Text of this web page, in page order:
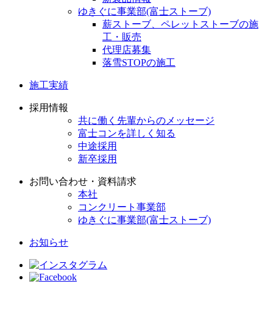
ゆきぐに事業部(富士ストーブ)
薪ストーブ、ペレットストーブの施
工・販売
代理店募集
落雪STOPの施工
施工実績
採用情報
共に働く先輩からのメッセージ
富士コンを詳しく知る
中途採用
新卒採用
お問い合わせ・資料請求
本社
コンクリート事業部
ゆきぐに事業部(富士ストーブ)
お知らせ